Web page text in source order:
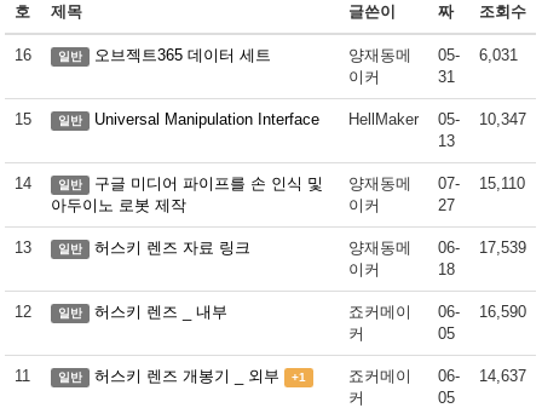
호
제목 글쓴이
짜
조회수
16 일반 오브젝트365 데이터 세트
양재동메
이커
05-
31
6,031
15 일반 Universal Manipulation Interface HellMaker
05-
13
10,347
14 일반
구글 미디어 파이프를 손 인식 및
아두이노 로봇 제작
양재동메
이커
07-
27
15,110
13 일반 허스키 렌즈 자료 링크
양재동메
이커
06-
18
17,539
12 일반 허스키 렌즈 _ 내부
죠커메이
커
06-
05
16,590
11 일반 허스키 렌즈 개봉기 _ 외부 +1
죠커메이
커
06-
05
14,637